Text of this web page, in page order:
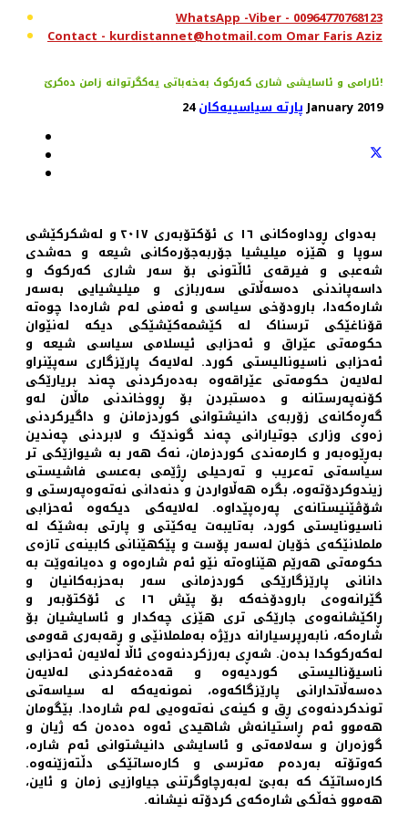
WhatsApp -Viber - 00964770768123
Contact - kurdistannet@hotmail.com Omar Faris Aziz
ئارامی و ئاسایشی ‌شاری که‌رکو‌ک به‌خه‌باتی یه‌کگرتوانه‌ زامن ده‌کرێ!
پارتە سیاسییەکان24 January 2019
بەدوای ڕوداوەکانی ١٦ ی ئۆکتۆبەری ٢٠١٧ و لەشکرکێشی
سوپا و هێزە میلیشیا جۆربەجۆرەکانی شیعە و حەشدی
شەعبی و فیرقەی ئاڵتونی بۆ سەر شاری کەرکوک و
داسەپاندنی دەسەڵاتی سەربازی و میلیشیایی به‌سه‌ر
شارەکەدا، بارودۆخی سیاسی و ئەمنی لەم شارەدا چوەتە
قۆناغێکی ترسناک لە کێشمەکێشێکی دیکە لەنێوان
حکومه‌تی عێراق و ئەحزابی ئیسلامی سیاسی شیعە و
ئەحزابی ناسیونالیستی کورد. لەلایەک پارێزگاری سەپێنراو
لەلایەن حکومەتی عێراقەوە بەدەرکردنی چەند بریارێکی
کۆنەپەرستانە و ده‌ستبردن بۆ ڕووخاندنی ماڵان لەو
گەڕەکانەی زۆربەی دانیشتوانی کوردزمانن و داگیرکردنی
زەوی وزاری جوتیارانی چەند گوندێک و لابردنی چەندین
به‌ڕێوه‌به‌ر و کارمه‌ندی کوردزمان، نه‌ک ‌هه‌ر به ‌شیوازێکی تر
سیاسەتی تەعریب و تەرحیلی ڕژێمی بەعسی فاشیستی
زیندوکردۆتەوە، بگره‌ هه‌ڵاواردن و دنه‌دانی نەتەوەپەرستی و
شۆڤێنیستانه‌ی په‌ره‌پێداوه‌. لەلایەکی دیکەوە ئەحزابی
ناسیونایستی کورد، بەتایبەت یەکێتی و پارتی بەشێک لە
ململانێکەی خۆیان لەسەر پۆست و پێکهێنانی کابینەی تازەی
حکومەتی هەرێم هێناوەتە نێو ئەم شارەوه‌ و دەیانەوێت بە
دانانی پارێزگارێکی کوردزمانی سەر بەحزبەکانیان و
گێرانەوەی بارودۆخەکە بۆ پێش ١٦ ی ئۆکتۆبەر و
ڕاکێشانه‌وه‌ی جارێکی تری هێزی چەکدار و ئاسایشیان بۆ
شارەکە، نابه‌رپرسیارانه‌ درێژە بەململانێی و ڕقه‌به‌ری قەومی
لەکەرکوکدا بدەن. شەڕی بەرزکردنەوەی ئاڵا لەلایەن ئەحزابی
ناسیۆنالیستی کوردیەوە و قەدەغەکردنی لەلایەن
دەسەڵاتدارانی پارێزگاکەوە، نمونەیەکه‌ لە سیاسەتی
توندکردنەوەی ڕق و کینەی نەتەوەیی لەم شاره‌دا. بێگومان
هه‌موو ئه‌م ڕاستیانه‌ش شاهیدی ئه‌وه ‌ده‌ده‌ن که‌ ژیان و
گوزه‌ران و سه‌لامه‌تی و ئاسایشی دانیشتوانی ئه‌م شاره‌،
که‌وتۆته‌ به‌رده‌م مه‌ترسی و کاره‌ساتێکی دڵته‌زێنه‌وه‌.
کاره‌ساتێک که ‌به‌بێ لەبەر‌چاوگرتنی جیاوازیی زمان و ئاین،
هه‌موو خه‌ڵکی شاره‌که‌ی کردۆته‌ نیشانه.